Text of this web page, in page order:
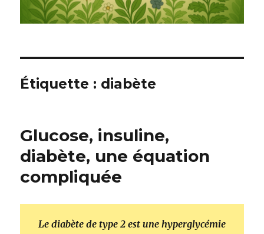
Étiquette : diabète
Glucose, insuline,
diabète, une équation
compliquée
Le diabète de type 2 est une hyperglycémie